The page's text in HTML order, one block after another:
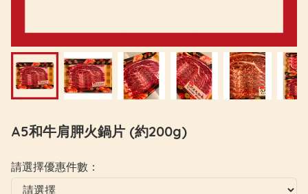
A5和牛肩胛火鍋片 (約200g)
請選擇優惠件數：